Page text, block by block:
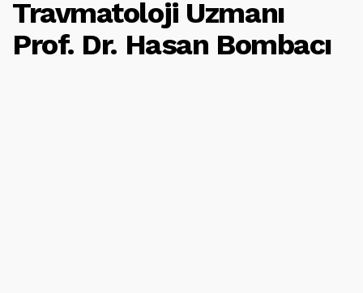
Travmatoloji Uzmanı
Prof. Dr. Hasan Bombacı